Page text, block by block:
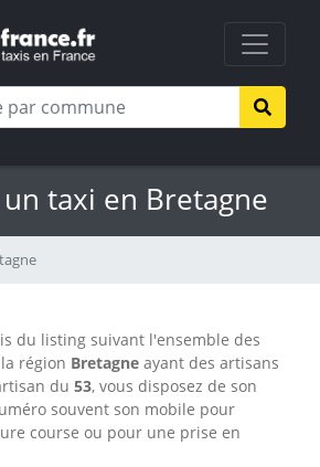
taxi en Bretagne
du listing suivant l'ensemble des
région Bretagne ayant des artisans
du 53, vous disposez de son
souvent son mobile pour
course ou pour une prise en